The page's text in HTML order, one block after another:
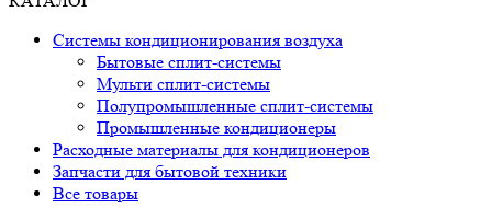
Системы кондиционирования воздуха
Бытовые сплит-системы
Мульти сплит-системы
Полупромышленные сплит-системы
Промышленные кондиционеры
Расходные материалы для кондиционеров
Запчасти для бытовой техники
Все товары